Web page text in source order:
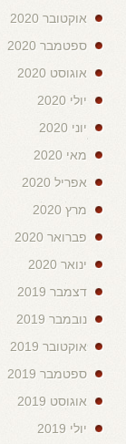
אוקטובר 2020
ספטמבר 2020
אוגוסט 2020
יולי 2020
יוני 2020
מאי 2020
אפריל 2020
מרץ 2020
פברואר 2020
ינואר 2020
דצמבר 2019
נובמבר 2019
אוקטובר 2019
ספטמבר 2019
אוגוסט 2019
יולי 2019